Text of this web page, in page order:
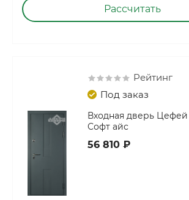
Рассчитать
Рейтинг
Под заказ
Входная дверь
Софт айс
56 810 ₽